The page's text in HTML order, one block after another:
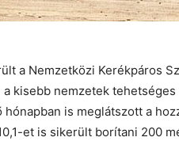
a Nemzetközi Kerékpáros
kisebb nemzetek
is meglátszott a
et is sikerült borítani 200